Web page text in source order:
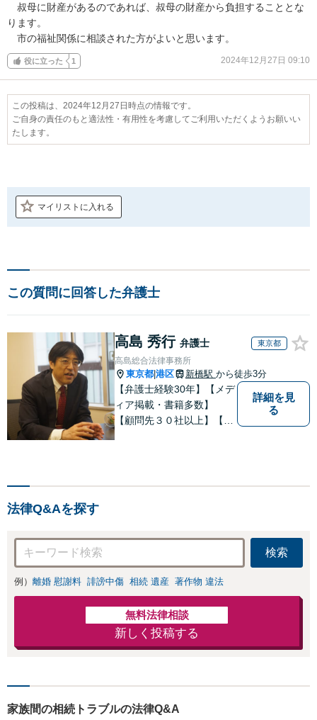
叔母に財産があるのであれば、叔母の財産から負担することとな
ります。
市の福祉関係に相談された方がよいと思います。
役に立った 1 2024年12月27日 09:10
この投稿は、2024年12月27日時点の情報です。
ご自身の責任のもと適法性・有用性を考慮してご利用いただくようお願いい
たします。
マイリストに入れる
この質問に回答した弁護士
高島 秀行 弁護士 東京都
高島総合法律事務所
東京都 港区 新橋駅 から徒歩3分
【弁護士経験30年】【メデ
ィア掲載・書籍多数】
【顧問先３０社以上】【相
詳細を見
る
法律Q&Aを探す
検索
例） 離婚 慰謝料 誹謗中傷 相続 遺産 著作物 違法
無料法律相談
新しく投稿する
家族間の相続トラブルの法律Q&A